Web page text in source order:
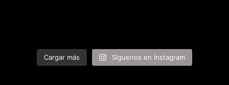
Cargar más Síguenos en Instagram